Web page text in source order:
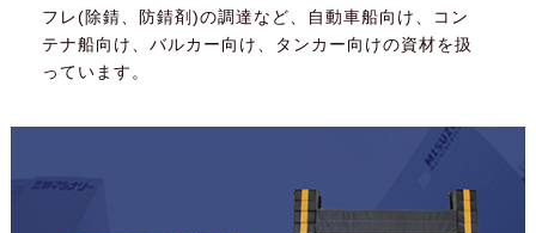
フレ(除錆、防錆剤)の調達など、自動車船向け、コン
テナ船向け、バルカー向け、タンカー向けの資材を扱
っています。